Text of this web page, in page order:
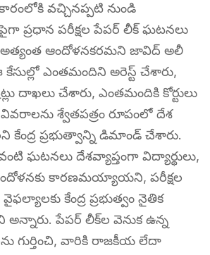
వచ్చినప్పటి నుండి
ప్రధాన పరీక్షల పేపర్ లీక్ ఘటనలు
అత్యంత ఆందోళనకరమని జావిద్ అలీ
ఎంతమందిని అరెస్ట్ చేశారు,
దాఖలు చేశారు, ఎంతమందికి కోర్టులు
శ్వేతపత్రం రూపంలో దేశ
కేంద్ర ప్రభుత్వాన్ని డిమాండ్ చేశారు.
ఘటనలు దేశవ్యాప్తంగా విద్యార్థులు,
ఆందోళనకు కారణమయ్యాయని, పరీక్షల
కేంద్ర ప్రభుత్వం నైతిక
పేపర్ లీక్‌ల వెనుక ఉన్న
గుర్తించి, వారికి రాజకీయ లేదా